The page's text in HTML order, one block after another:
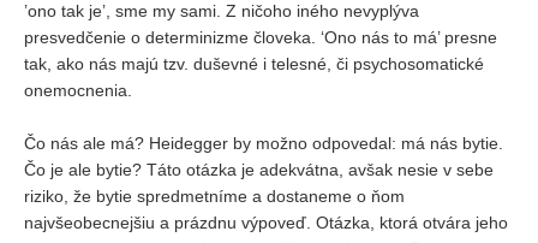
’ono tak je’, sme my sami. Z ničoho iného nevyplýva
presvedčenie o determinizme človeka. ‘Ono nás to má’ presne
tak, ako nás majú tzv. duševné i telesné, či psychosomatické
onemocnenia.
Čo nás ale má? Heidegger by možno odpovedal: má nás bytie.
Čo je ale bytie? Táto otázka je adekvátna, avšak nesie v sebe
riziko, že bytie spredmetníme a dostaneme o ňom
najvšeobecnejšiu a prázdnu výpoveď. Otázka, ktorá otvára jeho